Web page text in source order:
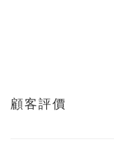
顧客評價